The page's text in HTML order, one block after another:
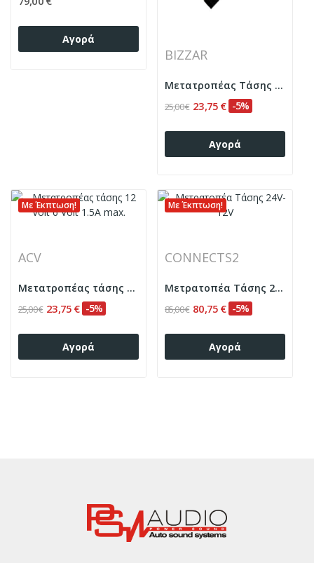
Αγορά
BIZZAR
Μετατροπέας Τάσης 24V-12V 10A Max
25,00 € 23,75 € -5%
Αγορά
Με Έκπτωση!
ACV
Μετατροπέας τάσης 12 Volt 6 Volt 1.5A max.
25,00 € 23,75 € -5%
Αγορά
Με Έκπτωση!
CONNECTS2
Μετρατοπέα Τάσης 24V-12V
85,00 € 80,75 € -5%
Αγορά